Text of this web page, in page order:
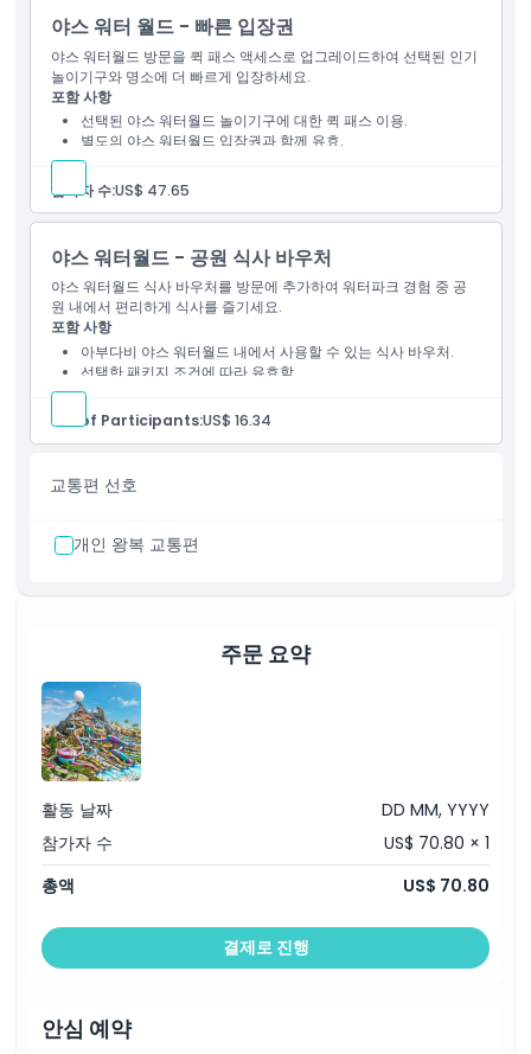
야스 워터 월드 - 빠른 입장권
야스 워터월드 방문을 퀵 패스 액세스로 업그레이드하여 선택된 인기
놀이기구와 명소에 더 빠르게 입장하세요.
포함 사항
선택된 야스 워터월드 놀이기구에 대한 퀵 패스 이용.
별도의 야스 워터월드 입장권과 함께 유효.
놀이기구 이용은 공원 규칙 및 이용 가능 여부에 따름.
참가자 수:US$ 47.65
야스 워터월드 - 공원 식사 바우처
야스 워터월드 식사 바우처를 방문에 추가하여 워터파크 경험 중 공
원 내에서 편리하게 식사를 즐기세요.
포함 사항
아부다비 야스 워터월드 내에서 사용할 수 있는 식사 바우처.
선택한 패키지 조건에 따라 유효함.
별도로 선택하지 않는 한 공원 입장은 포함되지 않음.
No. of Participants:US$ 16.34
교통편 선호
개인 왕복 교통편
주문 요약
활동 날짜
DD MM, YYYY
참가자 수
US$ 70.80 × 1
총액
US$ 70.80
결제로 진행
안심 예약